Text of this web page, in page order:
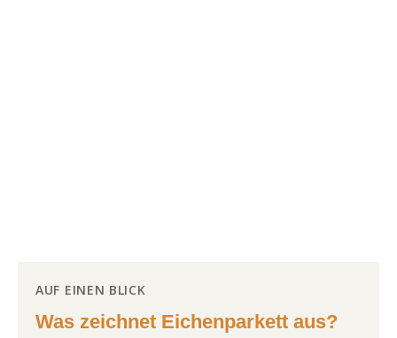
AUF EINEN BLICK
Was zeichnet Eichenparkett aus?